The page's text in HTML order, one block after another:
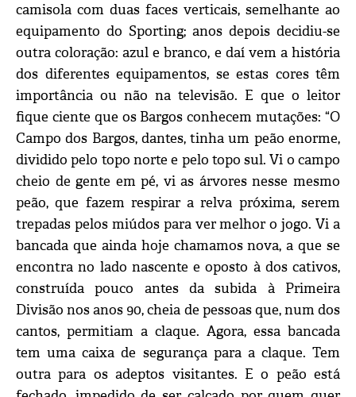
camisola com duas faces verticais, semelhante ao
equipamento do Sporting; anos depois decidiu-se
outra coloração: azul e branco, e daí vem a história
dos diferentes equipamentos, se estas cores têm
importância ou não na televisão. E que o leitor
fique ciente que os Bargos conhecem mutações: “O
Campo dos Bargos, dantes, tinha um peão enorme,
dividido pelo topo norte e pelo topo sul. Vi o campo
cheio de gente em pé, vi as árvores nesse mesmo
peão, que fazem respirar a relva próxima, serem
trepadas pelos miúdos para ver melhor o jogo. Vi a
bancada que ainda hoje chamamos nova, a que se
encontra no lado nascente e oposto à dos cativos,
construída pouco antes da subida à Primeira
Divisão nos anos 90, cheia de pessoas que, num dos
cantos, permitiam a claque. Agora, essa bancada
tem uma caixa de segurança para a claque. Tem
outra para os adeptos visitantes. E o peão está